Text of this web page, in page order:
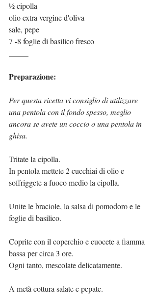
½ cipolla
olio extra vergine d'oliva
sale, pepe
7 -8 foglie di basilico fresco
Preparazione:
Per questa ricetta vi consiglio di utilizzare
una pentola con il fondo spesso, meglio
ancora se avete un coccio o una pentola in
ghisa.
Tritate la cipolla.
In pentola mettete 2 cucchiai di olio e
soffriggete a fuoco medio la cipolla.
Unite le braciole, la salsa di pomodoro e le
foglie di basilico.
Coprite con il coperchio e cuocete a fiamma
bassa per circa 3 ore.
Ogni tanto, mescolate delicatamente.
A metà cottura salate e pepate.